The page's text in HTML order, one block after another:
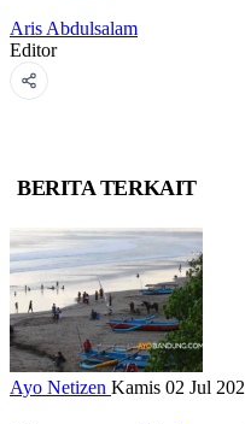
Aris Abdulsalam
Editor
BERITA TERKAIT
Ayo Netizen Kamis 02 Jul